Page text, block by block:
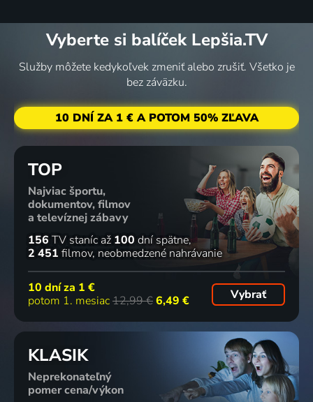
Vyberte si balíček Lepšia.TV
Služby môžete kedykoľvek zmeniť alebo zrušiť. Všetko je
bez záväzku.
10 DNÍ ZA 1 € A POTOM 50% ZĽAVA
TOP
Najviac športu,
dokumentov, filmov
a televíznej zábavy
156 TV staníc až 100 dní spätne
2 451 filmov neobmedzené nahrávanie
10 dní za 1 €
potom 1. mesiac12,99 €6,49 € Vybrať
KLASIK
Neprekonateľný
pomer cena/výkon